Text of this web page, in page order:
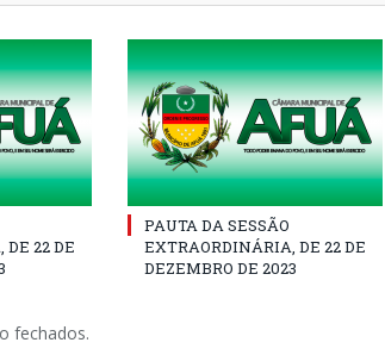
22 DE
PAUTA DA SESSÃO
EXTRAORDINÁRIA, DE 22 DE
DEZEMBRO DE 2023
fechados.